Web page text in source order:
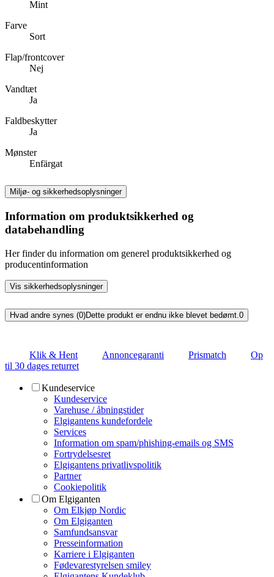
Mint
Farve
Sort
Flap/frontcover
Nej
Vandtæt
Ja
Faldbeskytter
Ja
Mønster
Enfärgat
Miljø- og sikkerhedsoplysninger
Information om produktsikkerhed og
databehandling
Her finder du information om generel produktsikkerhed og
producentinformation
Vis sikkerhedsoplysninger
Hvad andre synes (0)Dette produkt er endnu ikke blevet bedømt.0
Klik & Hent Annoncegaranti Prismatch
Op
til 30 dages returret
Kundeservice
Kundeservice
Varehuse / åbningstider
Elgigantens kundefordele
Services
Information om spam/phishing-emails og SMS
Fortrydelsesret
Elgigantens privatlivspolitik
Partner
Cookiepolitik
Om Elgiganten
Om Elkjøp Nordic
Om Elgiganten
Samfundsansvar
Presseinformation
Karriere i Elgiganten
Fødevarestyrelsen smiley